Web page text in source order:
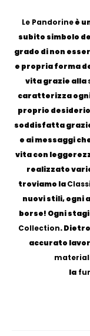
Le Pandorineè
subito simbolo
grado di non
e propria forma
vita grazie alla
caratterizza
proprio
soddisfatta
e ai messaggi
vita con
realizzato
troviamo la
nuovi stili, ogni
borse! Ogni
Collection.
accurato
la